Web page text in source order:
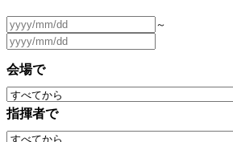
～
会場で
指揮者で